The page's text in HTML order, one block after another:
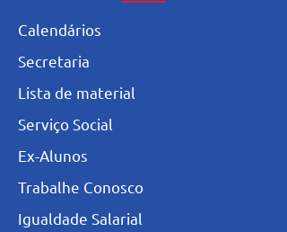
Calendários
Secretaria
L ista de material
Serviço Social
Ex-Alunos
Trabalhe Conosco
Igualdade Salarial